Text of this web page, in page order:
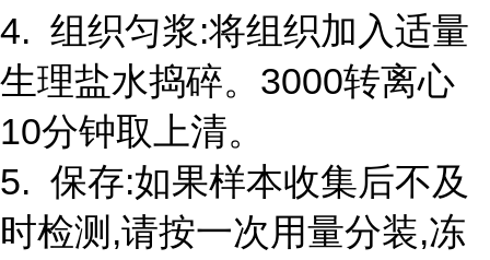
4. 组织匀浆:将组织加入适量
生理盐水捣碎。3000转离心
10分钟取上清。
5. 保存:如果样本收集后不及
时检测,请按一次用量分装,冻